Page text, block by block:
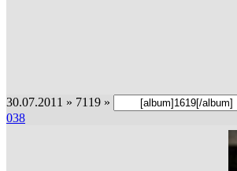
30.07.2011 » 7119 »
038